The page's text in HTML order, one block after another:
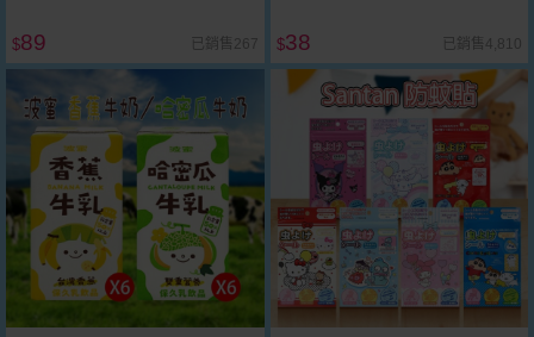
$89 已銷售267 $38 已銷售4,810